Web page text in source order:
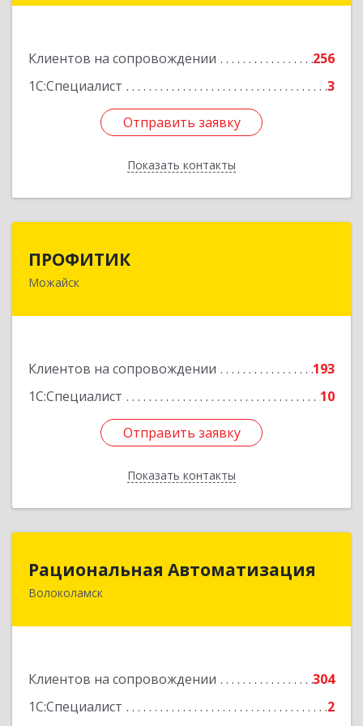
Клиентов на сопровождении
256
1С:Специалист
3
Отправить заявку
Показать контакты
Отправить заявку
Назад
ПРОФИТИК
Можайск
Клиентов на сопровождении
193
1С:Специалист
10
Отправить заявку
Показать контакты
143200, Московская обл, Можайский р-н,
Отправить заявку
Назад
Рациональная Автоматизация
Волоколамск
Клиентов на сопровождении
304
1С:Специалист
2
143600, Московская обл, Волоколамский р-н,
Подробнее